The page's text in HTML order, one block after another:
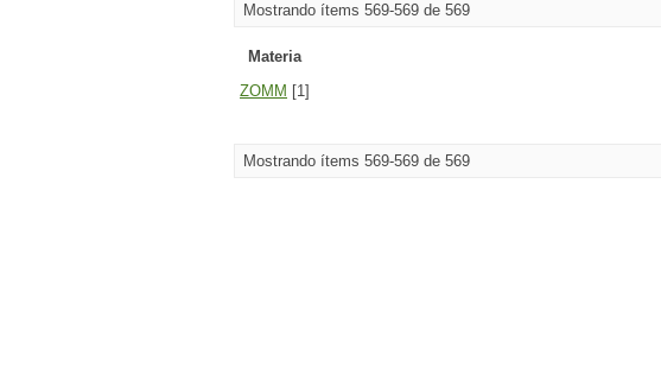
Mostrando ítems 569-569 de 569
Materia
ZOMM [1]
Mostrando ítems 569-569 de 569